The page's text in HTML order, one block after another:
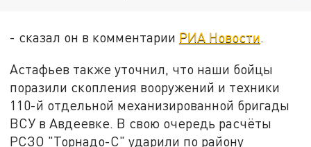
- сказал он в комментарии РИА Новости.
Астафьев также уточнил, что наши бойцы
поразили скопления вооружений и техники
110-й отдельной механизированной бригады
ВСУ в Авдеевке. В свою очередь расчёты
РСЗО "Торнадо-С" ударили по району